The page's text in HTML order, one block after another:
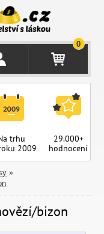
0
trhu
2009
29.000+
hodnocení
»
bizon